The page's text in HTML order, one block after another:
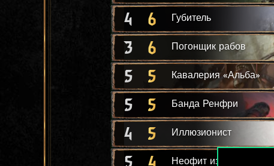
4 6 Губитель
3 6 Погонщик рабов
5 5 Кавалерия «Альба»
5 5 Банда Ренфри
4 5 Иллюзионист
5 4 Неофит из Виковаро